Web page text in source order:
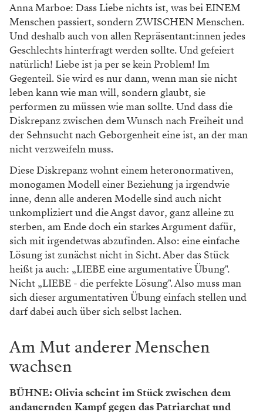
Anna Marboe: Dass Liebe nichts ist, was bei EINEM
Menschen passiert, sondern ZWISCHEN Menschen.
Und deshalb auch von allen Repräsentant:innen jedes
Geschlechts hinterfragt werden sollte. Und gefeiert
natürlich! Liebe ist ja per se kein Problem! Im
Gegenteil. Sie wird es nur dann, wenn man sie nicht
leben kann wie man will, sondern glaubt, sie
performen zu müssen wie man sollte. Und dass die
Diskrepanz zwischen dem Wunsch nach Freiheit und
der Sehnsucht nach Geborgenheit eine ist, an der man
nicht verzweifeln muss.
Diese Diskrepanz wohnt einem heteronormativen,
monogamen Modell einer Beziehung ja irgendwie
inne, denn alle anderen Modelle sind auch nicht
unkompliziert und die Angst davor, ganz alleine zu
sterben, am Ende doch ein starkes Argument dafür,
sich mit irgendetwas abzufinden. Also: eine einfache
Lösung ist zunächst nicht in Sicht. Aber das Stück
heißt ja auch: „LIEBE eine argumentative Übung".
Nicht „LIEBE - die perfekte Lösung". Also muss man
sich dieser argumentativen Übung einfach stellen und
darf dabei auch über sich selbst lachen.
Am Mut anderer Menschen
wachsen
BÜHNE: Olivia scheint im Stück zwischen dem
andauernden Kampf gegen das Patriarchat und